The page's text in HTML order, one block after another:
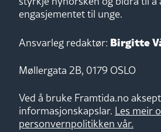
engasjementet til unge.
Ansvarleg redaktør: Birgitte
Møllergata 2B, 0179 OSLO
Ved å bruke Framtida.no
informasjonskapslar. Les meir
personvernpolitikken vår.